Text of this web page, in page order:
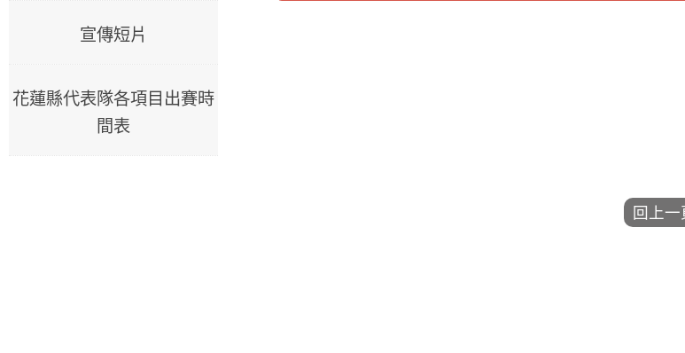
宣傳短片
花蓮縣代表隊各項目出賽時
間表